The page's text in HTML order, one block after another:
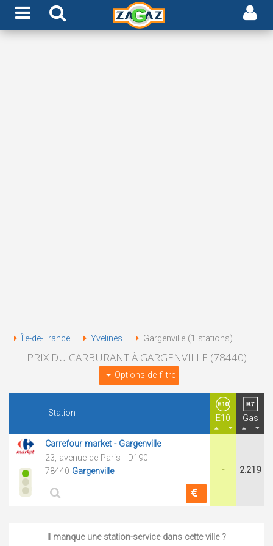
Île-de-France Yvelines Gargenville (1 stations)
PRIX DU CARBURANT À GARGENVILLE (78440)
Options de filtre
Station
E10 Gas
Carrefour market - Gargenville
23, avenue de Paris - D190
78440 Gargenville - 2.219
Il manque une station-service dans cette ville ?